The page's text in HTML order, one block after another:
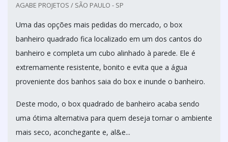
AGABE PROJETOS / SÃO PAULO - SP
Uma das opções mais pedidas do mercado, o box
banheiro quadrado fica localizado em um dos cantos do
banheiro e completa um cubo alinhado à parede. Ele é
extremamente resistente, bonito e evita que a água
proveniente dos banhos saia do box e inunde o banheiro.
Deste modo, o box quadrado de banheiro acaba sendo
uma ótima alternativa para quem deseja tornar o ambiente
mais seco, aconchegante e, al&e...